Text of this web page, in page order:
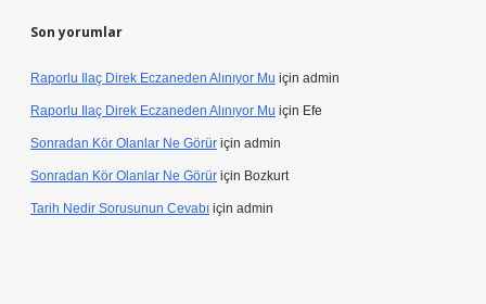
Son yorumlar
Raporlu Ilaç Direk Eczaneden Alınıyor Mu için admin
Raporlu Ilaç Direk Eczaneden Alınıyor Mu için Efe
Sonradan Kör Olanlar Ne Görür için admin
Sonradan Kör Olanlar Ne Görür için Bozkurt
Tarih Nedir Sorusunun Cevabı için admin